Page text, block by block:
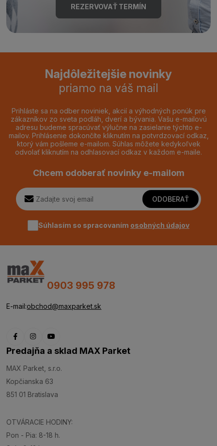
REZERVOVAŤ TERMÍN
Najdôležitejšie novinky
priamo na váš mail
Prihláste sa na odber noviniek, akcií a výhodných ponúk pre
zákazníkov zo sveta podláh, dverí a bývania. Vašu e-mailovú
adresu budeme spracúvať výlučne na zasielanie týchto e-
mailov. Prihlásenie dokončíte kliknutím na potvrdzovací odkaz,
ktorý vám pošleme e-mailom. Súhlas môžete kedykoľvek
odvolať kliknutím na odhlasovací odkaz v každom e-maile.
Chcem odoberať novinky e-mailom
ODOBERAŤ
Súhlasím so spracovaním osobných údajov
0903 995 978
E-mail:obchod@maxparket.sk
Predajňa a sklad MAX Parket
MAX Parket, s.r.o.
Kopčianska 63
851 01 Bratislava
OTVÁRACIE HODINY:
Pon - Pia: 8-18 h.